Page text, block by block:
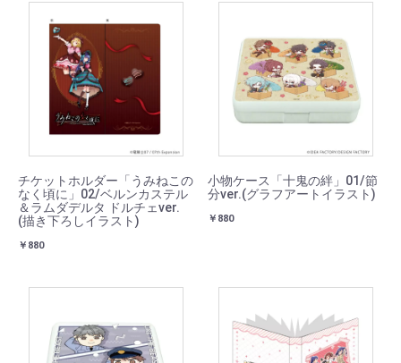
チケットホルダー「うみねこの
なく頃に」02/ベルンカステル
＆ラムダデルタ ドルチェver.
(描き下ろしイラスト)
￥880
小物ケース「十鬼の絆」01/節
分ver.(グラフアートイラスト)
￥880